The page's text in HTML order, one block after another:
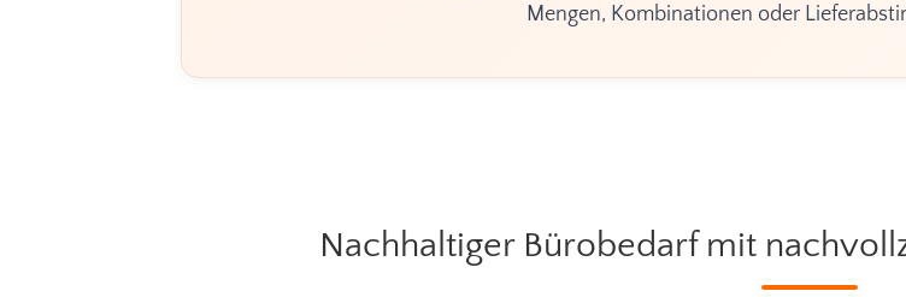
Mengen, Kombinationen oder
Nachhaltiger Bürobedarf mit